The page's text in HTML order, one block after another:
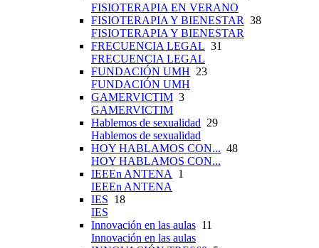
FISIOTERAPIA EN VERANO
FISIOTERAPIA Y BIENESTAR 38
FISIOTERAPIA Y BIENESTAR
FRECUENCIA LEGAL 31
FRECUENCIA LEGAL
FUNDACIÓN UMH 23
FUNDACIÓN UMH
GAMERVICTIM 3
GAMERVICTIM
Hablemos de sexualidad 29
Hablemos de sexualidad
HOY HABLAMOS CON... 48
HOY HABLAMOS CON...
IEEEn ANTENA
1
IEEEn ANTENA
IES 18
IES
Innovación en las aulas 11
Innovación en las aulas